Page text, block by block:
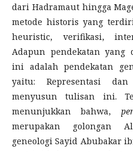
dari Hadramaut hingga
metode historis yang
heuristic, verifikasi,
Adapun pendekatan yang
ini adalah pendekatan
yaitu: Representasi
menyusun tulisan ini.
menunjukkan bahwa,
merupakan golongan
geneologi Sayid Abubakar